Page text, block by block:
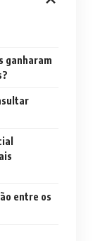
ganharam
entre os